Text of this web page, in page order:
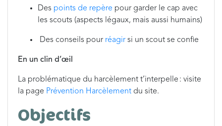
Des points de repère pour garder le cap avec
les scouts (aspects légaux, mais aussi humains)
Des conseils pour réagir si un scout se confie
En un clin d’œil
La problématique du harcèlement t’interpelle : visite
la page Prévention Harcèlement du site.
Objectifs